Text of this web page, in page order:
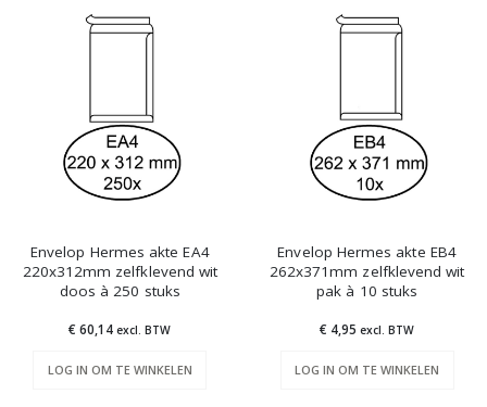
Envelop Hermes akte EA4
220x312mm zelfklevend wit
doos à 250 stuks
€ 60,14excl. BTW
LOG IN OM TE WINKELEN
Envelop Hermes akte EB4
262x371mm zelfklevend wit
pak à 10 stuks
€ 4,95excl. BTW
LOG IN OM TE WINKELEN